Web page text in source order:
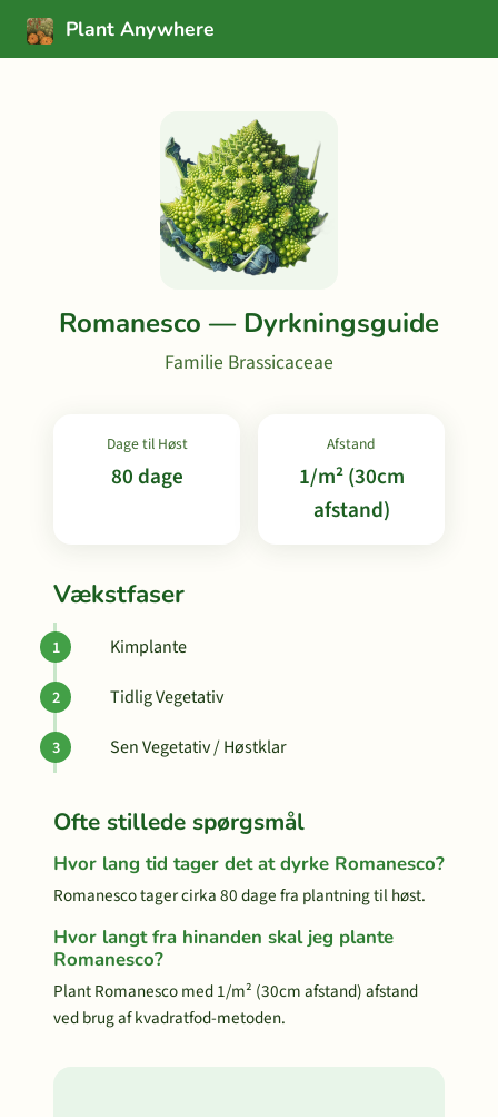
Plant Anywhere
Romanesco — Dyrkningsguide
Familie Brassicaceae
Dage til Høst
80 dage
Afstand
1/m² (30cm
afstand)
Vækstfaser
Kimplante
Tidlig Vegetativ
Sen Vegetativ / Høstklar
Ofte stillede spørgsmål
Hvor lang tid tager det at dyrke Romanesco?
Romanesco tager cirka 80 dage fra plantning til høst.
Hvor langt fra hinanden skal jeg plante
Romanesco?
Plant Romanesco med 1/m² (30cm afstand) afstand
ved brug af kvadratfod-metoden.